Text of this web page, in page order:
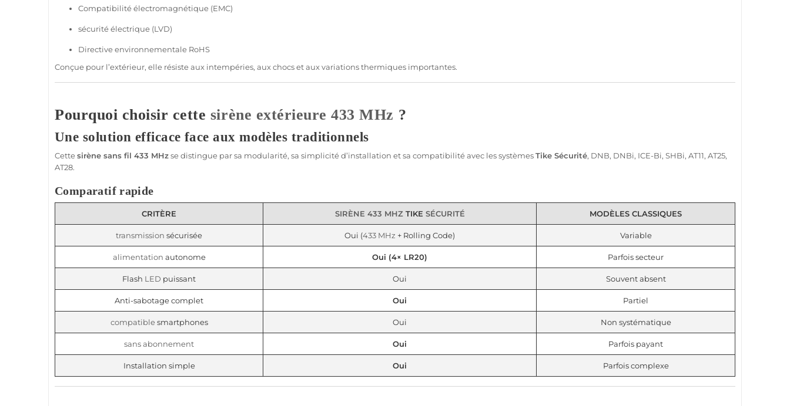
Compatibilité électromagnétique (EMC)
sécuritéélectrique (LVD)
Directive environnementale RoHS
Conçue pour l’extérieur, elle résiste aux intempéries, aux chocs et aux variations thermiques importantes.
Pourquoi choisir cette sirène extérieure 433 MHz ?
Une solution efficace face aux modèles traditionnels
Cettesirène sans fil 433 MHzse distingue par sa modularité, sa simplicité d’installation et sa compatibilité avec les systèmesTike Sécurité, DNB, DNBi, ICE-Bi, SHBi, AT11, AT25,
AT28.
Comparatif rapide
CRITÈRE SIRÈNE 433 MHZTIKE SÉCURITÉ MODÈLES CLASSIQUES
transmission sécurisée Oui (433 MHz + Rolling Code) Variable
alimentation autonome Oui (4× LR20) Parfois secteur
Flash LED puissant Oui Souvent absent
Anti-sabotage complet Oui Partiel
compatiblesmartphones Oui Non systématique
sans abonnement Oui Parfois payant
Installation simple Oui Parfois complexe